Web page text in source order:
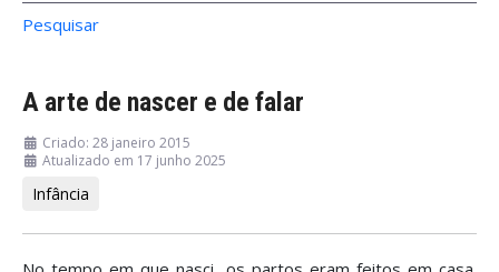
Pesquisar
A arte de nascer e de falar
Criado: 28 janeiro 2015
Atualizado em 17 junho 2025
Infância